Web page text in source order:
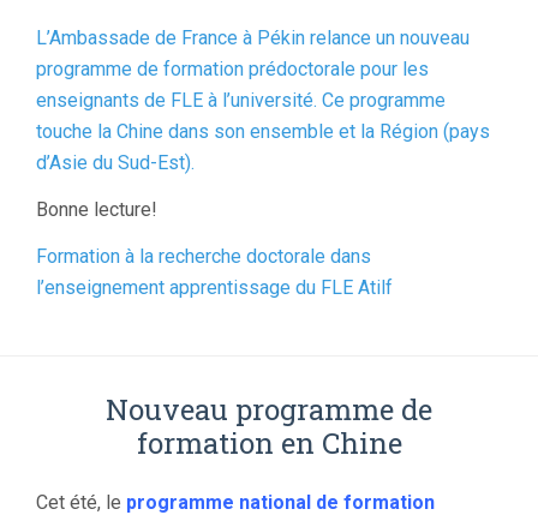
L’Ambassade de France à Pékin relance un nouveau
programme de formation prédoctorale pour les
enseignants de FLE à l’université. Ce programme
touche la Chine dans son ensemble et la Région (pays
d’Asie du Sud-Est).
Bonne lecture!
Formation à la recherche doctorale dans
l’enseignement apprentissage du FLE Atilf
Nouveau programme de
formation en Chine
Cet été, le programme national de formation